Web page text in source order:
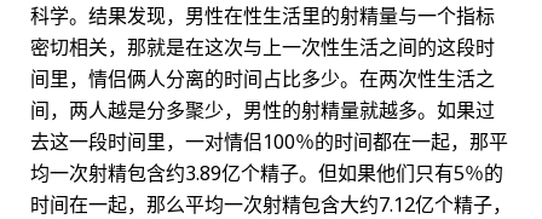
科学。结果发现，男性在性生活里的射精量与一个指标
密切相关，那就是在这次与上一次性生活之间的这段时
间里，情侣俩人分离的时间占比多少。在两次性生活之
间，两人越是分多聚少，男性的射精量就越多。如果过
去这一段时间里，一对情侣100％的时间都在一起，那平
均一次射精包含约3.89亿个精子。但如果他们只有5％的
时间在一起，那么平均一次射精包含大约7.12亿个精子，